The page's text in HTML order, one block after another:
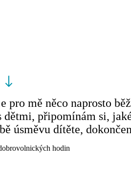
pro mě něco naprosto
dětmi, připomínám si,
úsměvu dítěte,
hodin